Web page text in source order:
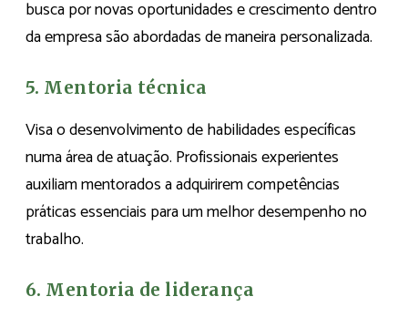
busca por novas oportunidades e crescimento dentro
da empresa são abordadas de maneira personalizada.
5. Mentoria técnica
Visa o desenvolvimento de habilidades específicas
numa área de atuação. Profissionais experientes
auxiliam mentorados a adquirirem competências
práticas essenciais para um melhor desempenho no
trabalho.
6. Mentoria de liderança